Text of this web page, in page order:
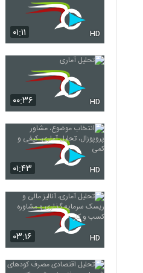
۰۱:۱۱ HD
۰۰:۳۶ HD
۰۱:۴۳ HD
۰۳:۱۶ HD